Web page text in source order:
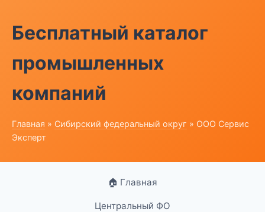
Бесплатный каталог
промышленных
компаний
Главная » Сибирский федеральный округ » ООО Сервис
Эксперт
🏠 Главная
Центральный ФО